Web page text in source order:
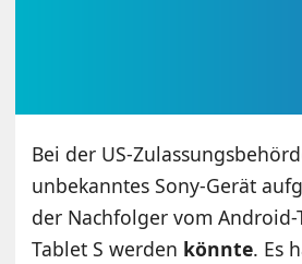
Bei der US-
unbekanntes Sony-Gerät
der Nachfolger vom Android-
Tablet S werden könnte. Es